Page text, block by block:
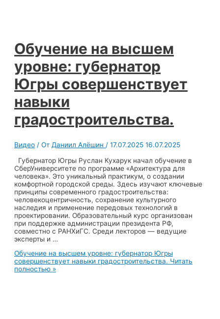
Обучение на высшем
уровне: губернатор
Югры совершенствует
навыки
градостроительства.
Видео / От Даниил Алёшин /17.07.2025 16.07.2025
Губернатор Югры Руслан Кухарук начал обучение в
СберУниверситете по программе «Архитектура для
человека». Это уникальный практикум, о создании
комфортной городской среды. Здесь изучают ключевые
принципы современного градостроительства:
человекоцентричность, сохранение культурного
наследия и применение передовых технологий в
проектировании. Образовательный курс организован
при поддержке администрации президента РФ,
совместно с РАНХиГС. Среди лекторов — ведущие
эксперты и …
Обучение на высшем уровне: губернатор Югры
совершенствует навыки градостроительства. Читать
полностью »